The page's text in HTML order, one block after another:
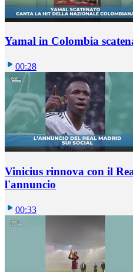
Yamal in Colombia
00:28
Vinicius rinnova con il
l'annuncio
00:33